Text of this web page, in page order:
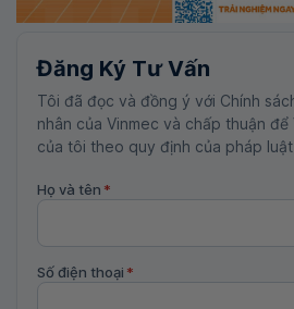
Đăng Ký Tư Vấn
Tôi đã đọc và đồng ý với Chính
nhân của Vinmec và chấp thuận để
của tôi theo quy định của pháp
Họ và tên *
Số điện thoại *